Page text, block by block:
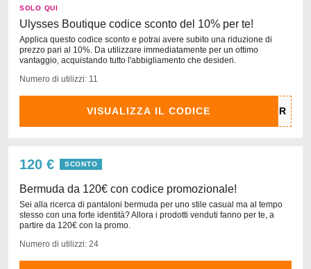
SOLO QUI
Ulysses Boutique codice sconto del 10% per te!
Applica questo codice sconto e potrai avere subito una riduzione di
prezzo pari al 10%. Da utilizzare immediatamente per un ottimo
vantaggio, acquistando tutto l'abbigliamento che desideri.
Numero di utilizzi: 11
VISUALIZZA IL CODICE
120 € SCONTO
Bermuda da 120€ con codice promozionale!
Sei alla ricerca di pantaloni bermuda per uno stile casual ma al tempo
stesso con una forte identità? Allora i prodotti venduti fanno per te, a
partire da 120€ con la promo.
Numero di utilizzi: 24